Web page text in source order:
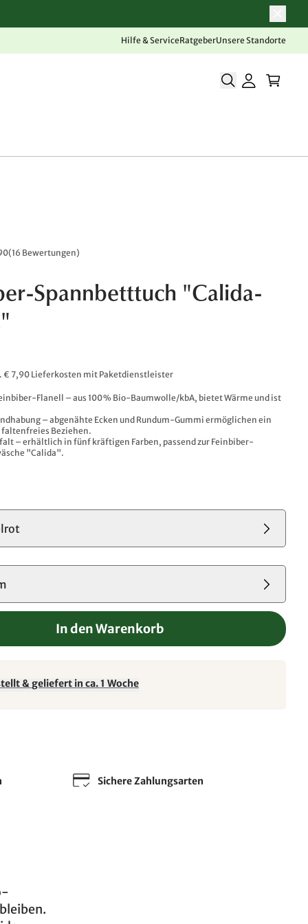
Hilfe & ServiceRatgeberUnsere Standorte
(16 Bewertungen)
Spannbetttuch "Calida-
€ 7,90 Lieferkosten mit Paketdienstleister
Flanell – aus 100 % Bio-Baumwolle/kbA, bietet Wärme und ist
– abgenähte Ecken und Rundum-Gummi ermöglichen ein
faltenfreies Beziehen.
– erhältlich in fünf kräftigen Farben, passend zur Feinbiber-
"Calida".
In den Warenkorb
& geliefert in ca. 1 Woche
Sichere Zahlungsarten